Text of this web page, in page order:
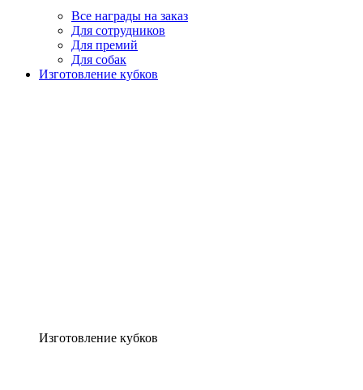
Все награды на заказ
Для сотрудников
Для премий
Для собак
Изготовление кубков
Изготовление кубков